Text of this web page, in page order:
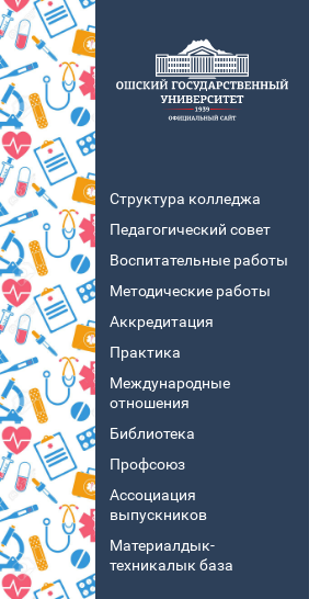
Структура колледжа
Педагогический совет
Воспитательные работы
Методические работы
Аккредитация
Практика
Международные
отношения
Библиотека
Профсоюз
Ассоциация
выпускников
Материалдык-
техникалык база